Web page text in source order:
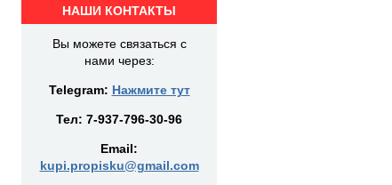
НАШИ КОНТАКТЫ
Вы можете связаться с
нами через:
Telegram: Нажмите тут
Тел: 7-937-796-30-96
Email:
kupi.propisku@gmail.com